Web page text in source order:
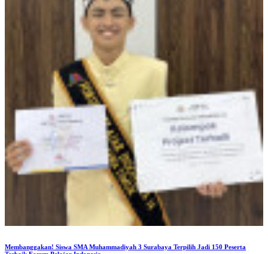
Membanggakan! Siswa SMA Muhammadiyah 3 Surabaya Terpilih Jadi 150 Peserta